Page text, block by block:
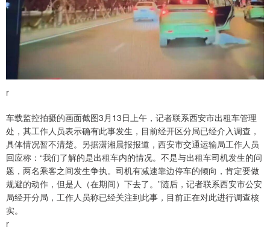
r
车载监控拍摄的画面截图3月13日上午，记者联系西安市出租车管理
处，其工作人员表示确有此事发生，目前经开区分局已经介入调查，
具体情况暂不清楚。另据潇湘晨报报道，西安市交通运输局工作人员
回应称：“我们了解的是出租车内的情况。不是与出租车司机发生的问
题，两名乘客之间发生争执。司机有减速靠边停车的倾向，肯定要做
规避的动作，但是人（在期间）下去了。”随后，记者联系西安市公安
局经开分局，工作人员称已经关注到此事，目前正在对此进行调查核
实。
r